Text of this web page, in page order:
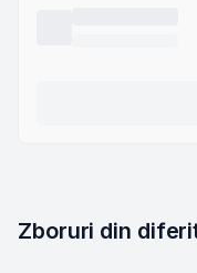
Zboruri din